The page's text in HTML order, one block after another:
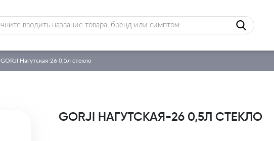
GORJI Нагутская-26 0,5л стекло
GORJI НАГУТСКАЯ-26 0,5Л СТЕКЛО